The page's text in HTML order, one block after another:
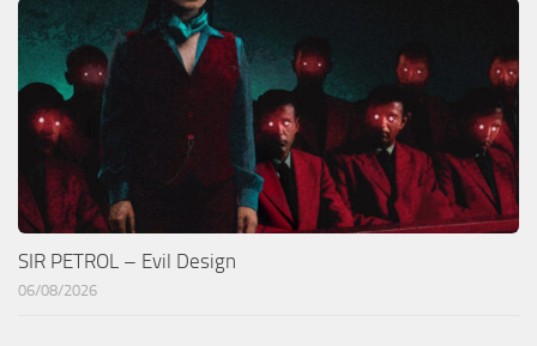
SIR PETROL – Evil Design
06/08/2026